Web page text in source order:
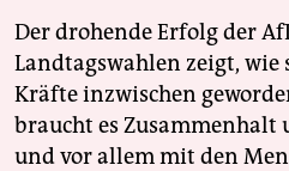
Der drohende Erfolg der
Landtagswahlen zeigt,
Kräfte inzwischen
braucht es Zusammenhalt
und vor allem mit den